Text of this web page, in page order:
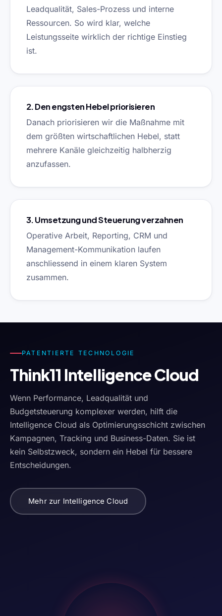
Leadqualität, Sales-Prozess und interne
Ressourcen. So wird klar, welche
Leistungsseite wirklich der richtige Einstieg
ist.
2. Den engsten Hebel priorisieren
Danach priorisieren wir die Maßnahme mit
dem größten wirtschaftlichen Hebel, statt
mehrere Kanäle gleichzeitig halbherzig
anzufassen.
3. Umsetzung und Steuerung verzahnen
Operative Arbeit, Reporting, CRM und
Management-Kommunikation laufen
anschliessend in einem klaren System
zusammen.
PATENTIERTE TECHNOLOGIE
Think11 Intelligence Cloud
Wenn Performance, Leadqualität und
Budgetsteuerung komplexer werden, hilft die
Intelligence Cloud als Optimierungsschicht zwischen
Kampagnen, Tracking und Business-Daten. Sie ist
kein Selbstzweck, sondern ein Hebel für bessere
Entscheidungen.
Mehr zur Intelligence Cloud